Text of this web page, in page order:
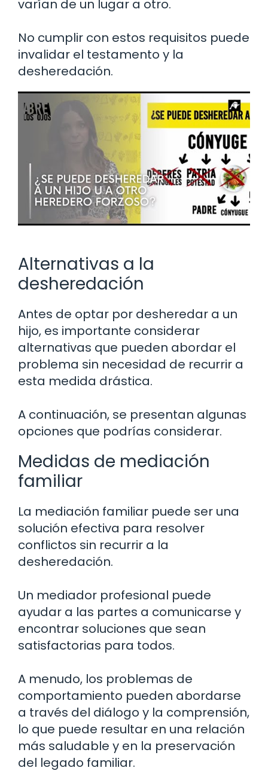
varían de un lugar a otro.
No cumplir con estos requisitos puede
invalidar el testamento y la
desheredación.
Alternativas a la
desheredación
Antes de optar por desheredar a un
hijo, es importante considerar
alternativas que pueden abordar el
problema sin necesidad de recurrir a
esta medida drástica.
A continuación, se presentan algunas
opciones que podrías considerar.
Medidas de mediación
familiar
La mediación familiar puede ser una
solución efectiva para resolver
conflictos sin recurrir a la
desheredación.
Un mediador profesional puede
ayudar a las partes a comunicarse y
encontrar soluciones que sean
satisfactorias para todos.
A menudo, los problemas de
comportamiento pueden abordarse
a través del diálogo y la comprensión,
lo que puede resultar en una relación
más saludable y en la preservación
del legado familiar.